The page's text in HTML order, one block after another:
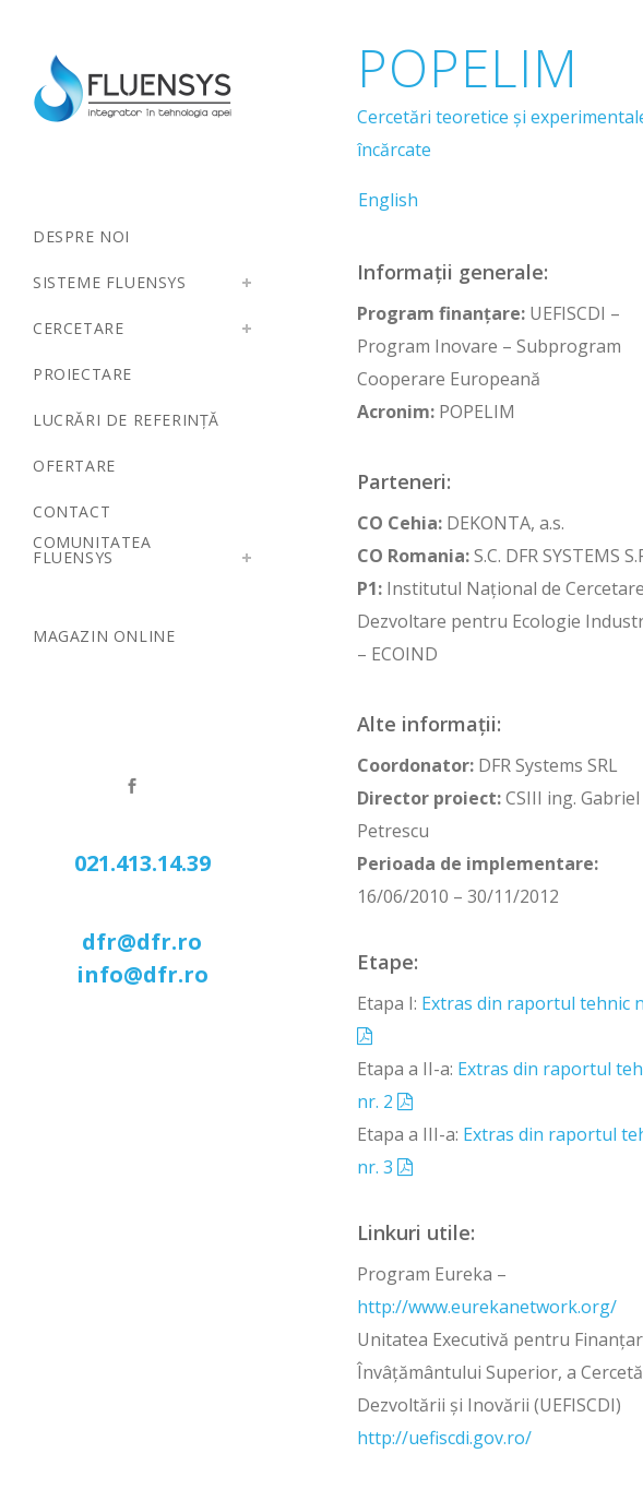
DESPRE NOI
SISTEME FLUENSYS
CERCETARE
PROIECTARE
LUCRĂRI DE REFERINȚĂ
OFERTARE
CONTACT
COMUNITATEA
FLUENSYS
MAGAZIN ONLINE
021.413.14.39
dfr@dfr.ro
info@dfr.ro
POPELIM
Cercetări teoretice şi
încărcate
English
Informații generale:
Program finanțare: UEFISCDI –
Program Inovare – Subprogram
Cooperare Europeană
Acronim: POPELIM
Parteneri:
CO Cehia: DEKONTA, a.s.
CO Romania:S.C. DFR SYSTEMS
P1: Institutul Național de Cercetare
Dezvoltare pentru Ecologie
– ECOIND
Alte informații:
Coordonator: DFR Systems SRL
Director proiect:CSIII ing. Gabriel
Petrescu
Perioada de implementare:
16/06/2010 – 30/11/2012
Etape:
Etapa I: Extras din raportul tehnic
Etapa a II-a: Extras din raportul
nr. 2
Etapa a III-a: Extras din raportul
nr. 3
Linkuri utile:
Program Eureka –
http://www.eurekanetwork.org/
Unitatea Executivă pentru
Învâțământului Superior, a
Dezvoltării și Inovării (UEFISCDI)
http://uefiscdi.gov.ro/